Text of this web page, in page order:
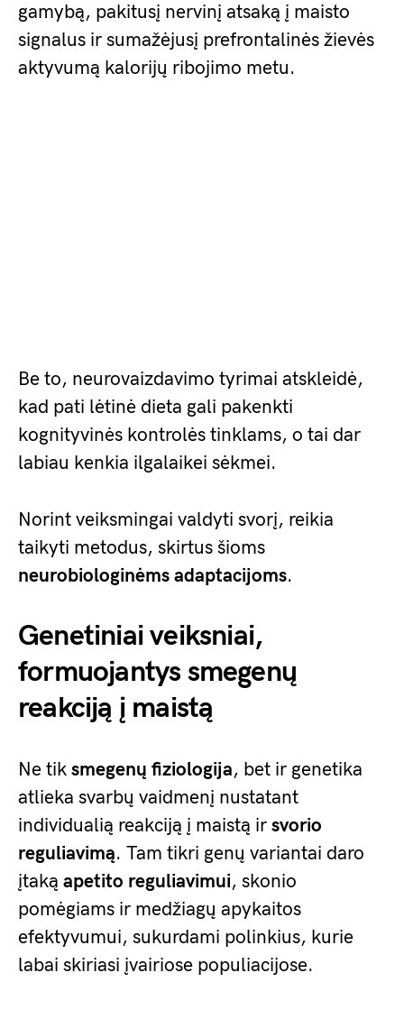
gamybą, pakitusį nervinį atsaką į maisto
signalus ir sumažėjusį prefrontalinės žievės
aktyvumą kalorijų ribojimo metu.
Be to, neurovaizdavimo tyrimai atskleidė,
kad pati lėtinė dieta gali pakenkti
kognityvinės kontrolės tinklams, o tai dar
labiau kenkia ilgalaikei sėkmei.
Norint veiksmingai valdyti svorį, reikia
taikyti metodus, skirtus šioms
neurobiologinėms adaptacijoms.
Genetiniai veiksniai,
formuojantys smegenų
reakciją į maistą
Ne tik smegenų fiziologija, bet ir genetika
atlieka svarbų vaidmenį nustatant
individualią reakciją į maistą ir svorio
reguliavimą. Tam tikri genų variantai daro
įtaką apetito reguliavimui, skonio
pomėgiams ir medžiagų apykaitos
efektyvumui, sukurdami polinkius, kurie
labai skiriasi įvairiose populiacijose.